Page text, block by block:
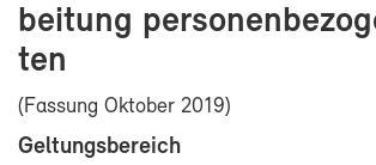
bei­tung
ten
(Fas­sung Ok­to­ber 2019)
Gel­tungs­be­reich